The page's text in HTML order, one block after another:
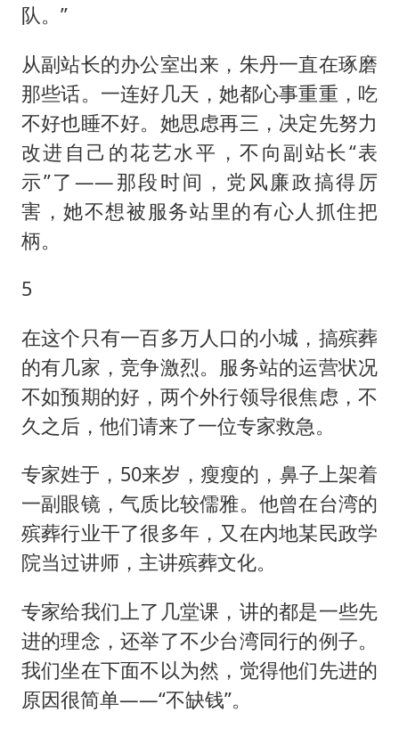
队。”
从副站长的办公室出来，朱丹一直在琢磨
那些话。一连好几天，她都心事重重，吃
不好也睡不好。她思虑再三，决定先努力
改进自己的花艺水平，不向副站长“表
示”了——那段时间，党风廉政搞得厉
害，她不想被服务站里的有心人抓住把
柄。
5
在这个只有一百多万人口的小城，搞殡葬
的有几家，竞争激烈。服务站的运营状况
不如预期的好，两个外行领导很焦虑，不
久之后，他们请来了一位专家救急。
专家姓于，50来岁，瘦瘦的，鼻子上架着
一副眼镜，气质比较儒雅。他曾在台湾的
殡葬行业干了很多年，又在内地某民政学
院当过讲师，主讲殡葬文化。
专家给我们上了几堂课，讲的都是一些先
进的理念，还举了不少台湾同行的例子。
我们坐在下面不以为然，觉得他们先进的
原因很简单——“不缺钱”。